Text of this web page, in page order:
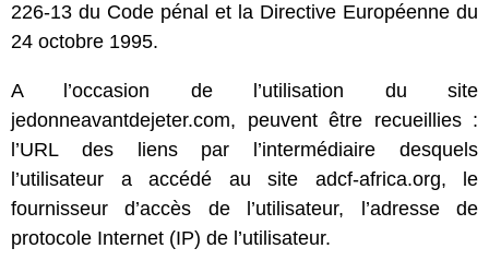
226-13 du Code pénal et la Directive Européenne du
24 octobre 1995.
A l’occasion de l’utilisation du site
jedonneavantdejeter.com, peuvent être recueillies :
l’URL des liens par l’intermédiaire desquels
l’utilisateur a accédé au site adcf-africa.org, le
fournisseur d’accès de l’utilisateur, l’adresse de
protocole Internet (IP) de l’utilisateur.